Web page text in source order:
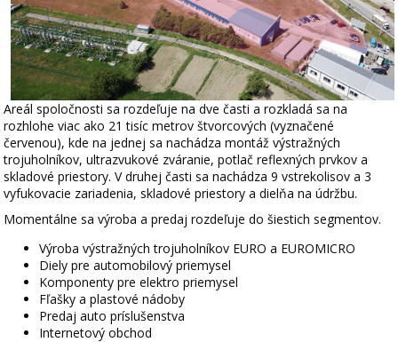
Areál spoločnosti sa rozdeľuje na dve časti a rozkladá sa na
rozhlohe viac ako 21 tisíc metrov štvorcových (vyznačené
červenou), kde na jednej sa nachádza montáž výstražných
trojuholníkov, ultrazvukové zváranie, potlač reflexných prvkov a
skladové priestory. V druhej časti sa nachádza 9 vstrekolisov a 3
vyfukovacie zariadenia, skladové priestory a dielňa na údržbu.
Momentálne sa výroba a predaj rozdeľuje do šiestich segmentov.
Výroba výstražných trojuholníkov EURO a EUROMICRO
Diely pre automobilový priemysel
Komponenty pre elektro priemysel
Fľašky a plastové nádoby
Predaj auto príslušenstva
Internetový obchod